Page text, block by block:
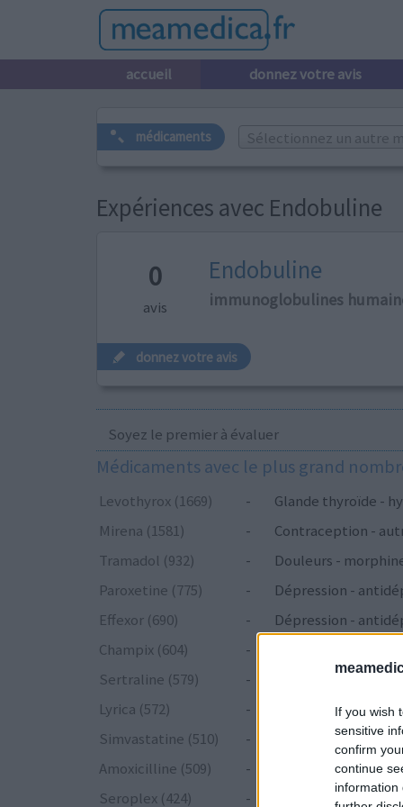
If you wish
sensitive
confirm
continue
information
accueil donnez votre avis
médicaments Sélectionnez un autre
Expériences avec Endobuline
0
avis
Endobuline
immunoglobulines
donnez votre avis
Soyez le premier à évaluer
Médicaments avec le plus grand
Levothyrox (1669) -
Glande thyroïde -
Mirena (1581)
-
Contraception -
Tramadol (932)
-
Douleurs -
Paroxetine (775)
-
Dépression -
Effexor (690)
-
Dépression -
Champix (604)
-
Sertraline (579)
-
Dépression -
Lyrica (572)
-
Simvastatine (510)
-
Cholestérol
Amoxicilline (509)
-
Antibiotiques -
Seroplex (424)
-
Dépression -